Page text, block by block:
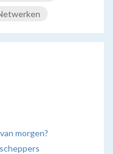
morgen?